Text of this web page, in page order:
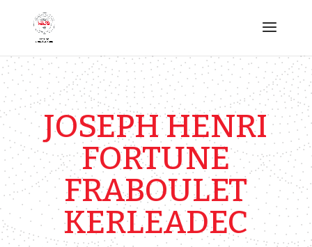
JOSEPH HENRI
FORTUNE
FRABOULET
KERLEADEC